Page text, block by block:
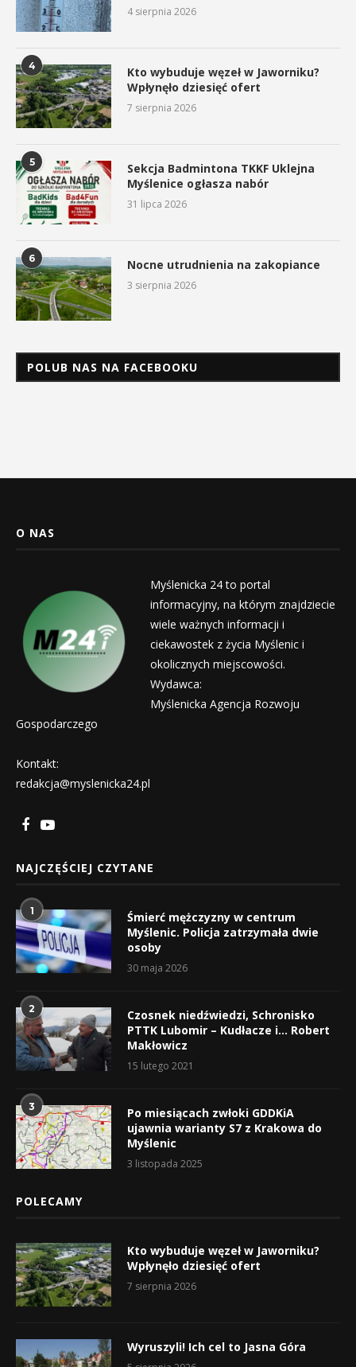
4 sierpnia 2026
4
Kto wybuduje węzeł w Jaworniku?
Wpłynęło dziesięć ofert
7 sierpnia 2026
5
Sekcja Badmintona TKKF Uklejna
Myślenice ogłasza nabór
31 lipca 2026
6 Nocne utrudnienia na zakopiance
3 sierpnia 2026
POLUB NAS NA FACEBOOKU
O NAS
Myślenicka 24 to portal
informacyjny, na którym znajdziecie
wiele ważnych informacji i
ciekawostek z życia Myślenic i
okolicznych miejscowości.
Wydawca:
Myślenicka Agencja Rozwoju
Gospodarczego
Kontakt:
redakcja@myslenicka24.pl
NAJCZĘŚCIEJ CZYTANE
1
Śmierć mężczyzny w centrum
Myślenic. Policja zatrzymała dwie
osoby
30 maja 2026
2
Czosnek niedźwiedzi, Schronisko
PTTK Lubomir – Kudłacze i… Robert
Makłowicz
15 lutego 2021
3
Po miesiącach zwłoki GDDKiA
ujawnia warianty S7 z Krakowa do
Myślenic
3 listopada 2025
POLECAMY
Kto wybuduje węzeł w Jaworniku?
Wpłynęło dziesięć ofert
7 sierpnia 2026
Wyruszyli! Ich cel to Jasna Góra